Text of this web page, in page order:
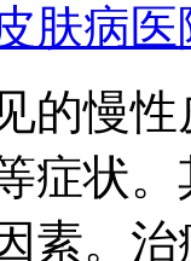
肤病医
的慢
症状
素。